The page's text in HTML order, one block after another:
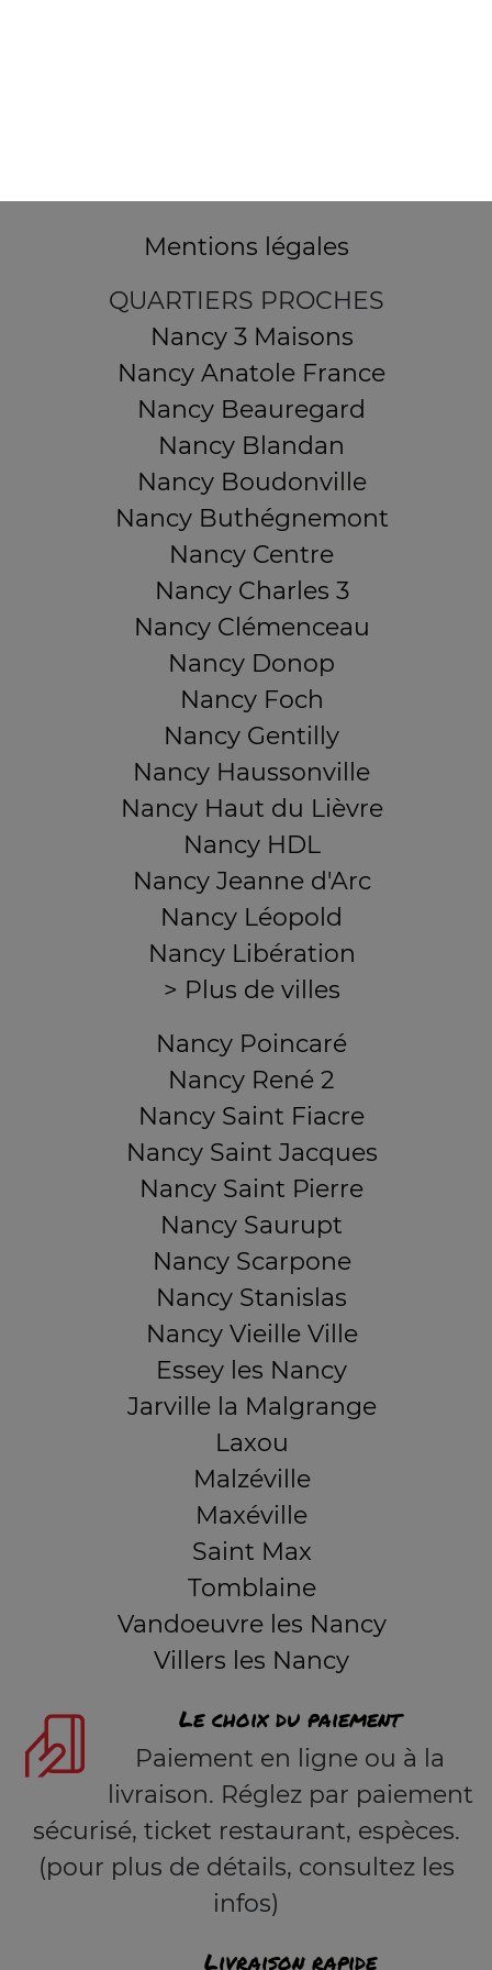
Mentions légales
QUARTIERS PROCHES
Nancy 3 Maisons
Nancy Anatole France
Nancy Beauregard
Nancy Blandan
Nancy Boudonville
Nancy Buthégnemont
Nancy Centre
Nancy Charles 3
Nancy Clémenceau
Nancy Donop
Nancy Foch
Nancy Gentilly
Nancy Haussonville
Nancy Haut du Lièvre
Nancy HDL
Nancy Jeanne d'Arc
Nancy Léopold
Nancy Libération
> Plus de villes
Nancy Poincaré
Nancy René 2
Nancy Saint Fiacre
Nancy Saint Jacques
Nancy Saint Pierre
Nancy Saurupt
Nancy Scarpone
Nancy Stanislas
Nancy Vieille Ville
Essey les Nancy
Jarville la Malgrange
Laxou
Malzéville
Maxéville
Saint Max
Tomblaine
Vandoeuvre les Nancy
Villers les Nancy
Le choix du paiement
Paiement en ligne ou à la
livraison. Réglez par paiement
sécurisé, ticket restaurant, espèces.
(pour plus de détails, consultez les
infos)
Livraison rapide